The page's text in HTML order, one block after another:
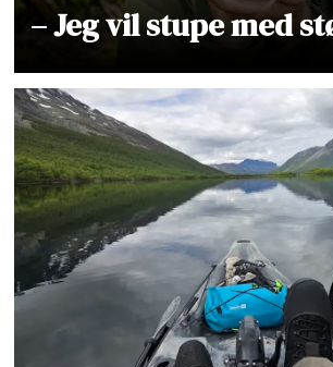
– Jeg vil stupe med